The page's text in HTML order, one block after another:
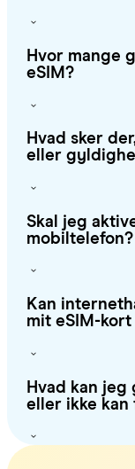
Hvor mange
eSIM?
Hvad sker
eller
Skal jeg
mobiltelefon?
Kan
mit eSIM-
Hvad kan
eller ikke kan